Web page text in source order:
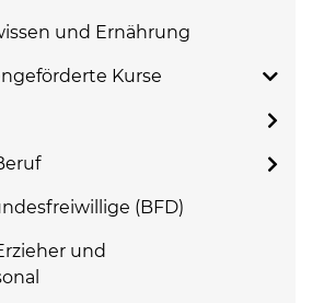
und Ernährung
Kurse
(BFD)
und